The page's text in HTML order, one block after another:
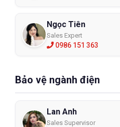
Ngọc Tiên
Sales Expert
0986 151 363
Bảo vệ ngành điện
Lan Anh
Sales Supervisor